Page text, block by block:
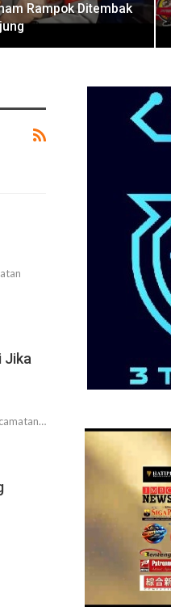
Rampok Ditembak
Jika